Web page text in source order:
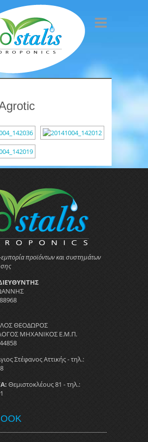
προϊόντων και συστημάτων
ΘΕΟΔΩΡΟΣ
ΜΗΧΑΝΙΚΟΣ Ε.Μ.Π.
Στέφανος Αττικής - τηλ.:
Θεμιστοκλέους 81 - τηλ.: